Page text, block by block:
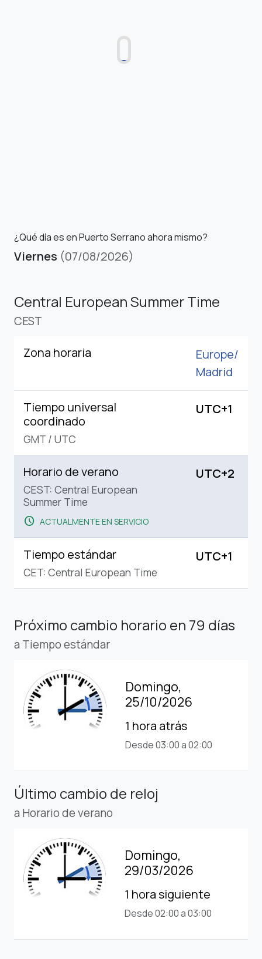
¿Qué día es en Puerto Serrano ahora mismo?
Viernes (07/08/2026)
Central European Summer Time
CEST
Zona horaria
Europe/
Madrid
Tiempo universal
coordinado
GMT / UTC
UTC+1
Horario de verano
CEST: Central European
Summer Time
schedule ACTUALMENTE EN SERVICIO
UTC+2
Tiempo estándar
CET: Central European Time
UTC+1
Próximo cambio horario en 79 días
a Tiempo estándar
Domingo,
25/10/2026
1 hora atrás
Desde 03:00 a 02:00
Último cambio de reloj
a Horario de verano
Domingo,
29/03/2026
1 hora siguiente
Desde 02:00 a 03:00